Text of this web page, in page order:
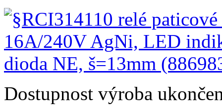
Dostupnost výroba